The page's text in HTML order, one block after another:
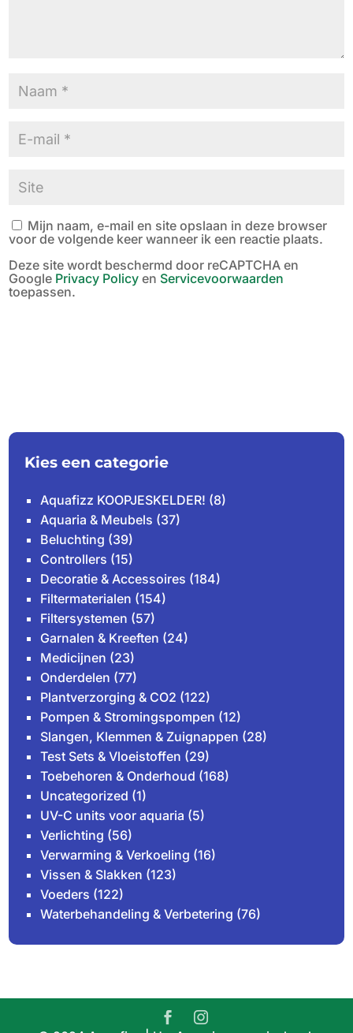
Mijn naam, e-mail en site opslaan in deze browser
voor de volgende keer wanneer ik een reactie plaats.
Deze site wordt beschermd door reCAPTCHA en
Google Privacy Policy en Servicevoorwaarden
toepassen.
Kies een categorie
Aquafizz KOOPJESKELDER! (8)
Aquaria & Meubels (37)
Beluchting (39)
Controllers (15)
Decoratie & Accessoires (184)
Filtermaterialen (154)
Filtersystemen (57)
Garnalen & Kreeften (24)
Medicijnen (23)
Onderdelen (77)
Plantverzorging & CO2 (122)
Pompen & Stromingspompen (12)
Slangen, Klemmen & Zuignappen (28)
Test Sets & Vloeistoffen (29)
Toebehoren & Onderhoud (168)
Uncategorized (1)
UV-C units voor aquaria (5)
Verlichting (56)
Verwarming & Verkoeling (16)
Vissen & Slakken (123)
Voeders (122)
Waterbehandeling & Verbetering (76)